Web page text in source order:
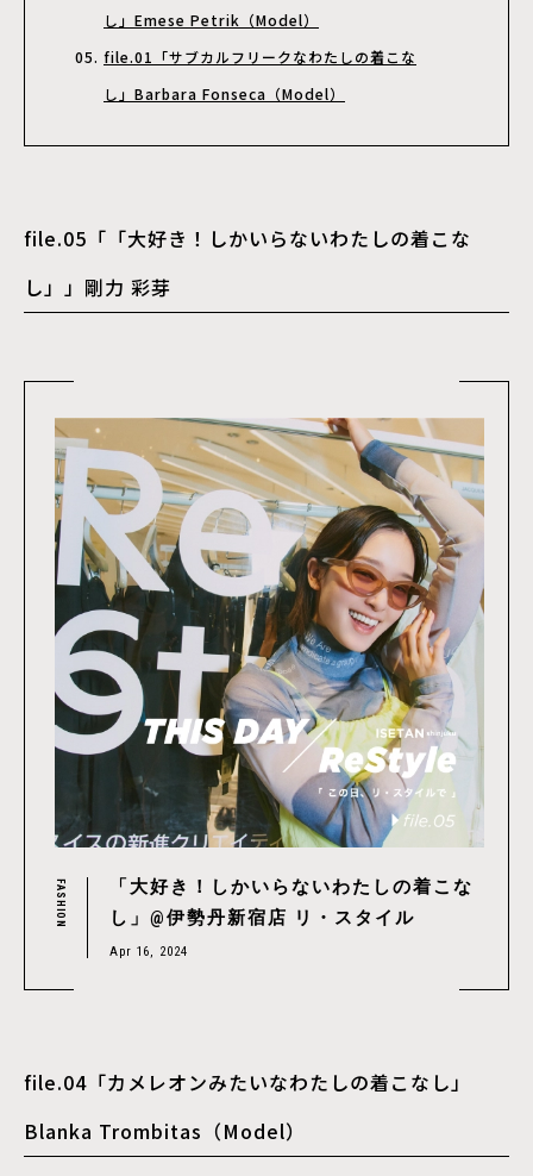
し」Emese Petrik（Model）
file.01「サブカルフリークなわたしの着こな
し」Barbara Fonseca（Model）
file.05「「大好き！しかいらないわたしの着こな
し」」剛力 彩芽
FASHION
「大好き！しかいらないわたしの着こな
し」@伊勢丹新宿店 リ・スタイル
Apr 16, 2024
file.04「カメレオンみたいなわたしの着こなし」
Blanka Trombitas（Model）